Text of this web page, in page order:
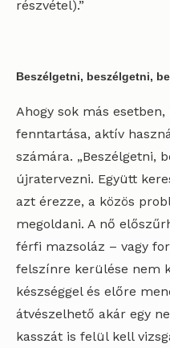
részvétel).”
Beszélgetni, beszélgetni,
Ahogy sok más
fenntartása, aktív
számára. „Beszélgetni,
újratervezni. Együtt
azt érezze, a közös
megoldani. A nő
férfi mazsoláz – vagy
felszínre kerülése nem
készséggel és előre
átvészelhető akár egy
kasszát is felül kell